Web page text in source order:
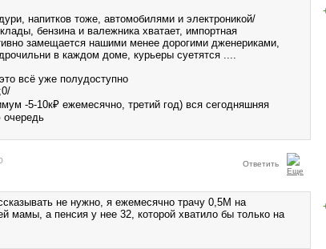
напитков тоже, автомобилями и электроникой/
бензина и валежника хватает, импортная
замещается нашими менее дорогими дженериками,
в каждом доме, курьеры суетятся ....
всё уже полудоступно
-5-10к₽ ежемесячно, третий год) вся сегодняшняя
очередь
Ответить
не нужно, я ежемесячно трачу 0,5М на
мамы, а пенсия у нее 32, которой хватило бы только на